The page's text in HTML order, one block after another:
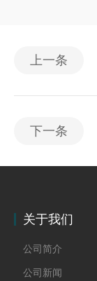
上一条
下一条
关于我们
公司简介
公司新闻